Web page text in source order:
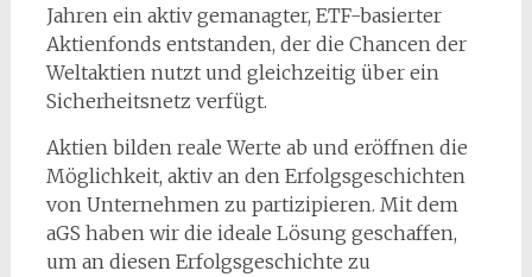
Jahren ein aktiv gemanagter, ETF-basierter
Aktienfonds entstanden, der die Chancen der
Weltaktien nutzt und gleichzeitig über ein
Sicherheitsnetz verfügt.
Aktien bilden reale Werte ab und eröffnen die
Möglichkeit, aktiv an den Erfolgsgeschichten
von Unternehmen zu partizipieren. Mit dem
aGS haben wir die ideale Lösung geschaffen,
um an diesen Erfolgsgeschichte zu